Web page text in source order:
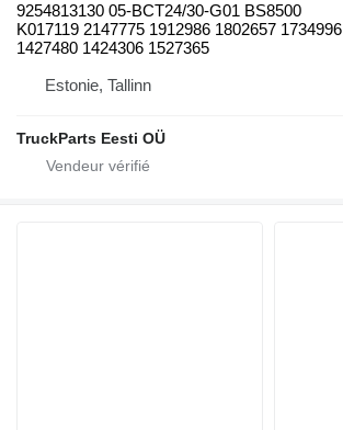
9254813130 05-BCT24/30-G01 BS8500
K017119 2147775 1912986 1802657 1734996
1427480 1424306 1527365
Estonie, Tallinn
TruckParts Eesti OÜ